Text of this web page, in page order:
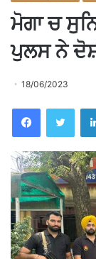
ਮੋਗਾ ਚ
ਪੁਲਸ ਨੇ
18/06/2023
Facebook